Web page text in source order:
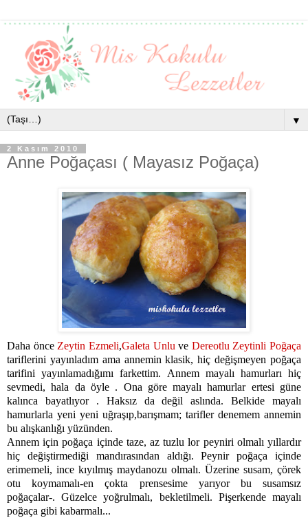
▼
2 Kasım 2010
Anne Poğaçası ( Mayasız Poğaça)
Daha önce Zeytin Ezmeli,Galeta Unlu ve Dereotlu Zeytinli Poğaça
tariflerini yayınladım ama annemin klasik, hiç değişmeyen poğaça
tarifini yayınlamadığımı farkettim. Annem mayalı hamurları hiç
sevmedi, hala da öyle . Ona göre mayalı hamurlar ertesi güne
kalınca bayatlıyor . Haksız da değil aslında. Belkide mayalı
hamurlarla yeni yeni uğraşıp,barışmam; tarifler denemem annemin
bu alışkanlığı yüzünden.
Annem için poğaça içinde taze, az tuzlu lor peyniri olmalı yıllardır
hiç değiştirmediği mandırasından aldığı. Peynir poğaça içinde
erimemeli, ince kıyılmış maydanozu olmalı. Üzerine susam, çörek
otu koymamalı-en çokta prensesime yarıyor bu susamsız
poğaçalar-. Güzelce yoğrulmalı, bekletilmeli. Pişerkende mayalı
poğaça gibi kabarmalı...